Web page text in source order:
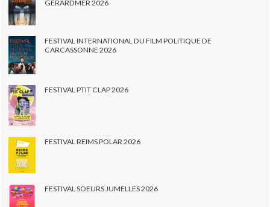
GERARDMER 2026
FESTIVAL INTERNATIONAL DU FILM POLITIQUE DE
CARCASSONNE 2026
FESTIVAL PTIT CLAP 2026
FESTIVAL REIMS POLAR 2026
FESTIVAL SOEURS JUMELLES 2026